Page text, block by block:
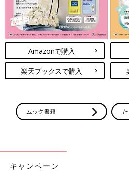
ので親子リンクも可！
らくらく動けるフライス編みハー
ス
Amazonで購入
楽天ブックスで購入
ムック書籍
キャンペーン